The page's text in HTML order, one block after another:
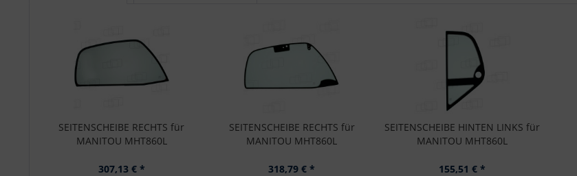
SEITENSCHEIBE RECHTS für
MANITOU MHT860L
307,13 € *
SEITENSCHEIBE RECHTS für
MANITOU MHT860L
318,79 € *
SEITENSCHEIBE HINTEN LINKS für
MANITOU MHT860L
155,51 € *